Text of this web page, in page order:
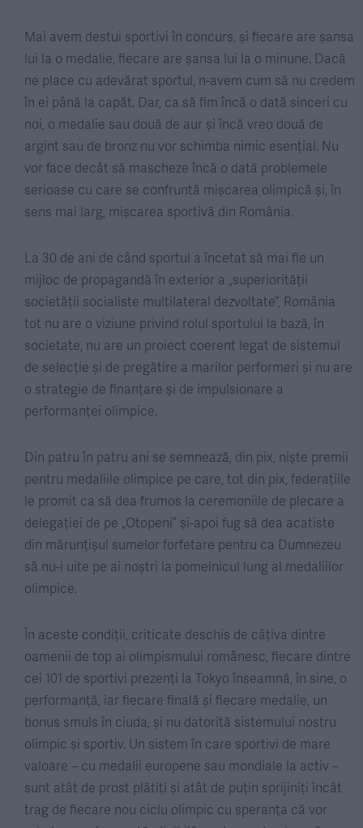
Mai avem destui sportivi în concurs, și fiecare are șansa
lui la o medalie, fiecare are șansa lui la o minune. Dacă
ne place cu adevărat sportul, n-avem cum să nu credem
în ei până la capăt. Dar, ca să fim încă o dată sinceri cu
noi, o medalie sau două de aur și încă vreo două de
argint sau de bronz nu vor schimba nimic esențial. Nu
vor face decât să mascheze încă o dată problemele
serioase cu care se confruntă mișcarea olimpică și, în
sens mai larg, mișcarea sportivă din România.
La 30 de ani de când sportul a încetat să mai fie un
mijloc de propagandă în exterior a „superiorității
societății socialiste multilateral dezvoltate”, România
tot nu are o viziune privind rolul sportului la bază, în
societate, nu are un proiect coerent legat de sistemul
de selecție și de pregătire a marilor performeri și nu are
o strategie de finanțare și de impulsionare a
performanței olimpice.
Din patru în patru ani se semnează, din pix, niște premii
pentru medaliile olimpice pe care, tot din pix, federațiile
le promit ca să dea frumos la ceremoniile de plecare a
delegației de pe „Otopeni” și-apoi fug să dea acatiste
din mărunțișul sumelor forfetare pentru ca Dumnezeu
să nu-i uite pe ai noștri la pomelnicul lung al medaliilor
olimpice.
În aceste condiții, criticate deschis de câțiva dintre
oamenii de top ai olimpismului românesc, fiecare dintre
cei 101 de sportivi prezenți la Tokyo înseamnă, în sine, o
performanță, iar fiecare finală și fiecare medalie, un
bonus smuls în ciuda, și nu datorită sistemului nostru
olimpic și sportiv. Un sistem în care sportivi de mare
valoare – cu medalii europene sau mondiale la activ –
sunt atât de prost plătiți și atât de puțin sprijiniți încât
trag de fiecare nou ciclu olimpic cu speranța că vor